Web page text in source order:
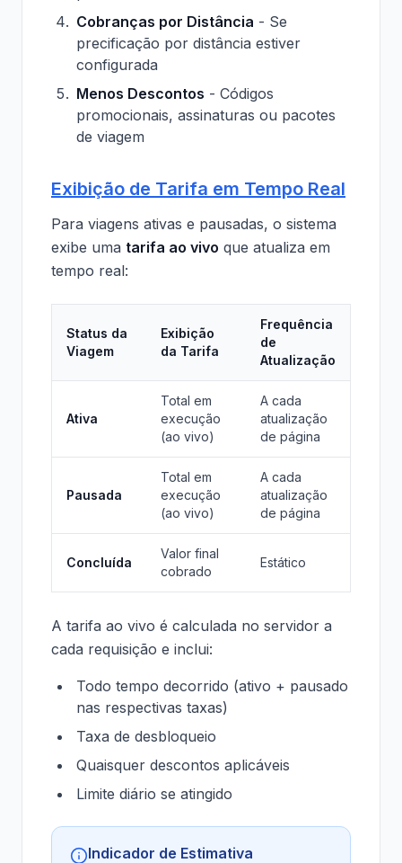
Cobranças por Distância - Se
precificação por distância estiver
configurada
Menos Descontos - Códigos
promocionais, assinaturas ou pacotes
de viagem
Exibição de Tarifa em Tempo Real
Para viagens ativas e pausadas, o sistema
exibe uma tarifa ao vivo que atualiza em
tempo real:
Status da
Viagem
Exibição
da Tarifa
Frequência
de
Atualização
Ativa
Total em
execução
(ao vivo)
A cada
atualização
de página
Pausada
Total em
execução
(ao vivo)
A cada
atualização
de página
Concluída
Valor final
cobrado
Estático
A tarifa ao vivo é calculada no servidor a
cada requisição e inclui:
Todo tempo decorrido (ativo + pausado
nas respectivas taxas)
Taxa de desbloqueio
Quaisquer descontos aplicáveis
Limite diário se atingido
Indicador de Estimativa